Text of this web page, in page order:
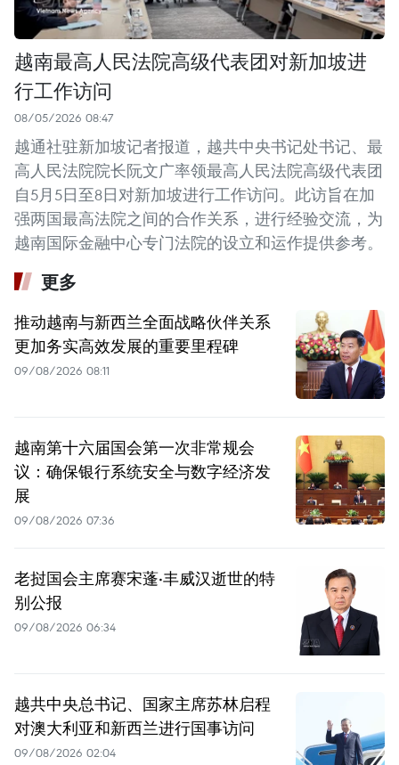
越南最高人民法院高级代表团对新加坡进
行工作访问
08/05/2026 08:47
越通社驻新加坡记者报道，越共中央书记处书记、最
高人民法院院长阮文广率领最高人民法院高级代表团
自5月5日至8日对新加坡进行工作访问。此访旨在加
强两国最高法院之间的合作关系，进行经验交流，为
越南国际金融中心专门法院的设立和运作提供参考。
更多
推动越南与新西兰全面战略伙伴关系
更加务实高效发展的重要里程碑
09/08/2026 08:11
越南第十六届国会第一次非常规会
议：确保银行系统安全与数字经济发
展
09/08/2026 07:36
老挝国会主席赛宋蓬·丰威汉逝世的特
别公报
09/08/2026 06:34
越共中央总书记、国家主席苏林启程
对澳大利亚和新西兰进行国事访问
09/08/2026 02:04